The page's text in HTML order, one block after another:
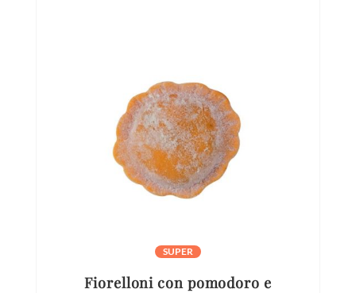
SUPER
Fiorelloni con pomodoro e